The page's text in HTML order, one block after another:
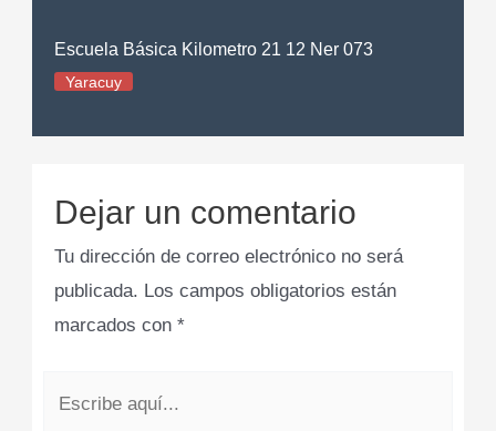
Escuela Básica Kilometro 21 12 Ner 073
Yaracuy
Dejar un comentario
Tu dirección de correo electrónico no será
publicada. Los campos obligatorios están
marcados con*